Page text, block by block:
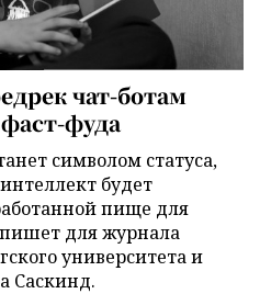
чат-ботам
фуда
символом статуса,
будет
пище для
для журнала
университета и
Саскинд.